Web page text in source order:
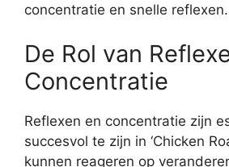
concentratie en snelle reflexen.
De Rol van
Concentratie
Reflexen en concentratie zijn
succesvol te zijn in ‘Chicken
kunnen reageren op